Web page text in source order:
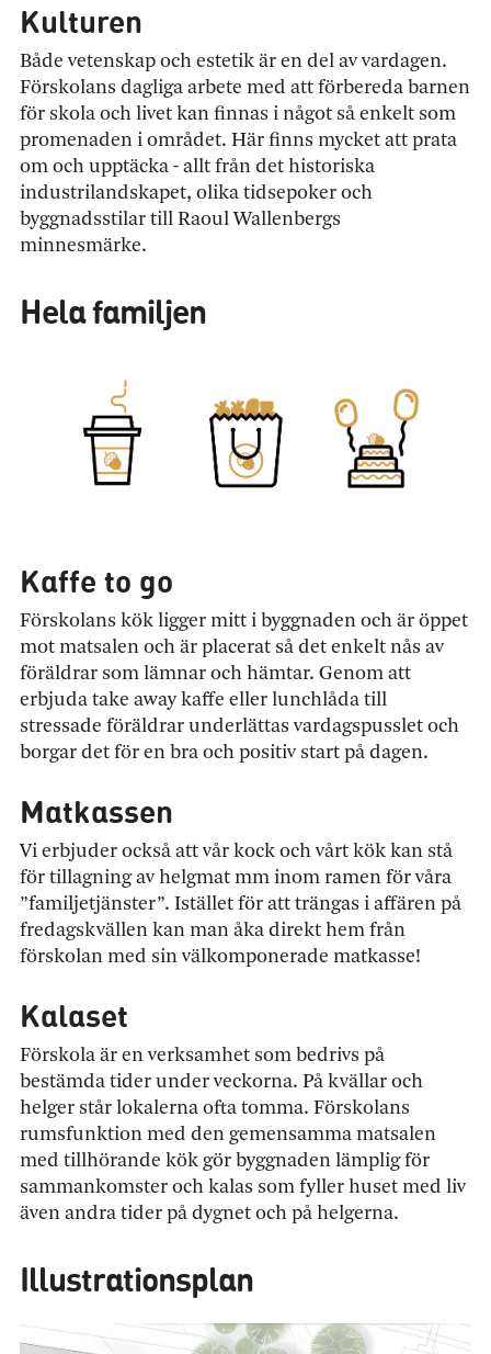
Kulturen
Både vetenskap och estetik är en del av vardagen.
Förskolans dagliga arbete med att förbereda barnen
för skola och livet kan finnas i något så enkelt som
promenaden i området. Här finns mycket att prata
om och upptäcka - allt från det historiska
industrilandskapet, olika tidsepoker och
byggnadsstilar till Raoul Wallenbergs
minnesmärke.
Hela familjen
Kaffe to go
Förskolans kök ligger mitt i byggnaden och är öppet
mot matsalen och är placerat så det enkelt nås av
föräldrar som lämnar och hämtar. Genom att
erbjuda take away kaffe eller lunchlåda till
stressade föräldrar underlättas vardagspusslet och
borgar det för en bra och positiv start på dagen.
Matkassen
Vi erbjuder också att vår kock och vårt kök kan stå
för tillagning av helgmat mm inom ramen för våra
”familjetjänster”. Istället för att trängas i affären på
fredagskvällen kan man åka direkt hem från
förskolan med sin välkomponerade matkasse!
Kalaset
Förskola är en verksamhet som bedrivs på
bestämda tider under veckorna. På kvällar och
helger står lokalerna ofta tomma. Förskolans
rumsfunktion med den gemensamma matsalen
med tillhörande kök gör byggnaden lämplig för
sammankomster och kalas som fyller huset med liv
även andra tider på dygnet och på helgerna.
Illustrationsplan